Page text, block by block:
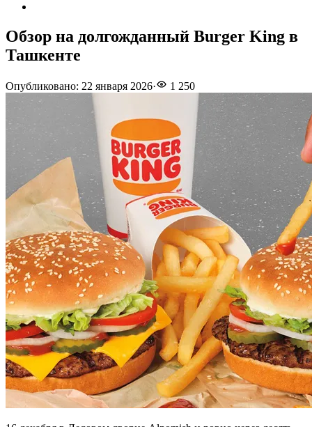
Обзор на долгожданный Burger King в
Ташкенте
Опубликовано: 22 января 2026· 1 250